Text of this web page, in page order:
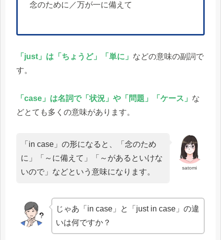
念のために／万が一に備えて
「just」は「ちょうど」「単に」 などの意味の副詞で
す。
「case」は名詞で「状況」や「問題」「ケース」 な
どとても多くの意味があります。
satomi
「in case」の形になると、「念のため
に」「～に備えて」「～があるといけな
いので」などという意味になります。
じゃあ「in case」と「just in case」の違
いは何ですか？